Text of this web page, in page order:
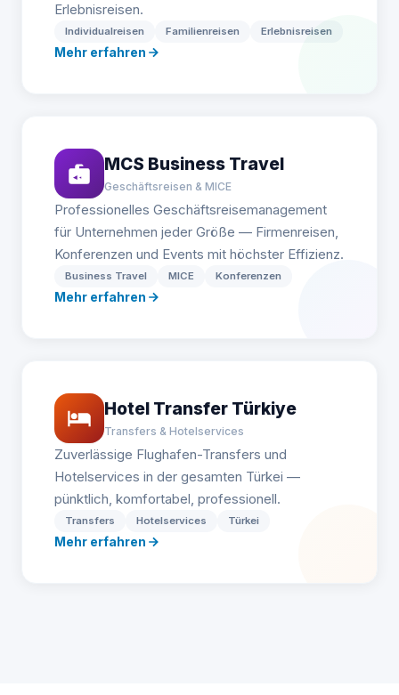
Erlebnisreisen.
Individualreisen Familienreisen Erlebnisreisen
Mehr erfahren
MCS Business Travel
Geschäftsreisen & MICE
Professionelles Geschäftsreisemanagement
für Unternehmen jeder Größe — Firmenreisen,
Konferenzen und Events mit höchster Effizienz.
Business Travel MICE Konferenzen
Mehr erfahren
Hotel Transfer Türkiye
Transfers & Hotelservices
Zuverlässige Flughafen-Transfers und
Hotelservices in der gesamten Türkei —
pünktlich, komfortabel, professionell.
Transfers Hotelservices Türkei
Mehr erfahren